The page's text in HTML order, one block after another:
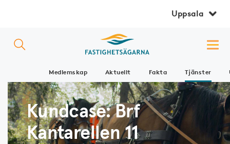
Uppsala
Medlemskap Aktuellt Fakta Tjänster
Kundcase: Brf
Kantarellen 11